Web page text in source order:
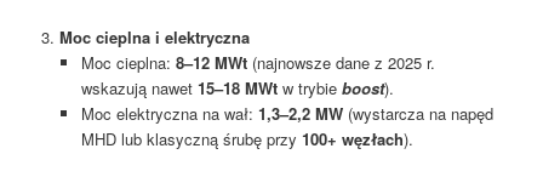
3.Moc cieplna i elektryczna
Moc cieplna: 8–12 MWt(najnowsze dane z 2025 r.
wskazują nawet 15–18 MWtw trybie boost).
Moc elektryczna na wał: 1,3–2,2 MW(wystarcza na napęd
MHD lub klasyczną śrubę przy 100+ węzłach).